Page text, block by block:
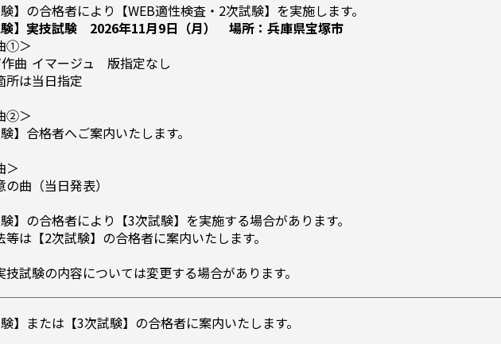
験】の合格者により【WEB適性検査‧2次試験】を実施します。
験】実技試験 2026年11月9日（月） 場所：兵庫県宝塚市
①＞
作曲 イマージュ 版指定なし
は当日指定
②＞
験】合格者へご案内いたします。
＞
曲（当日発表）
験】の合格者により【3次試験】を実施する場合があります。
等は【2次試験】の合格者に案内いたします。
技試験の内容については変更する場合があります。
験】または【3次試験】の合格者に案内いたします。